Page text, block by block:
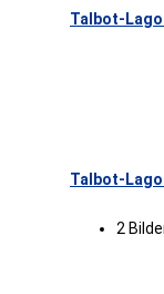
Talbot-Lago
Talbot-
2